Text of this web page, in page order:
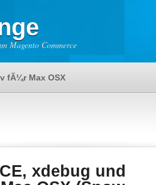
Magento Commerce
fÃ¼r Max OSX
xdebug und